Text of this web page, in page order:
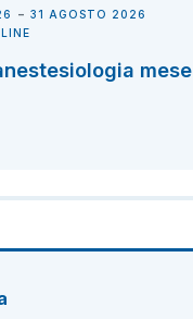
-31 AGOSTO 2026
mese